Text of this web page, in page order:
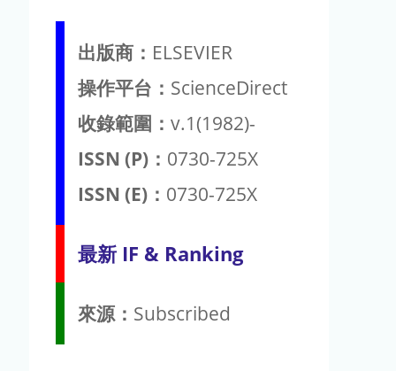
出版商： ELSEVIER
操作平台： ScienceDirect
收錄範圍： v.1(1982)-
ISSN (P)： 0730-725X
ISSN (E)： 0730-725X
最新 IF & Ranking
來源： Subscribed